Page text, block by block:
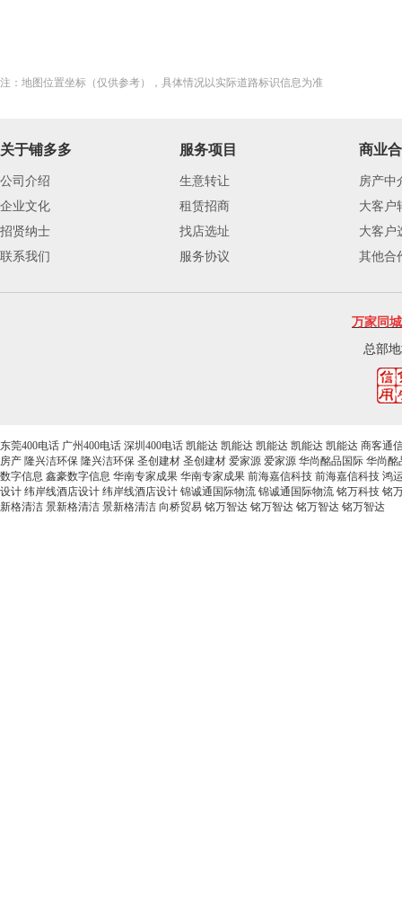
注：地图位置坐标（仅供参考），具体情况以实际道路标识信息为准
关于铺多多
公司介绍
企业文化
招贤纳士
联系我们
服务项目
生意转让
租赁招商
找店选址
服务协议
商业
房产中
大客户
大客户
其他合
万家同城
总部
东莞400电话 广州400电话 深圳400电话 凯能达 凯能达 凯能达 凯能达 凯能达 商客通
房产 隆兴洁环保 隆兴洁环保 圣创建材 圣创建材 爱家源 爱家源 华尚酩品国际 华尚
数字信息 鑫豪数字信息 华南专家成果 华南专家成果 前海嘉信科技 前海嘉信科技 鸿
设计 纬岸线酒店设计 纬岸线酒店设计 锦诚通国际物流 锦诚通国际物流 铭万科技 铭
新格清洁 景新格清洁 景新格清洁 向桥贸易 铭万智达 铭万智达 铭万智达 铭万智达